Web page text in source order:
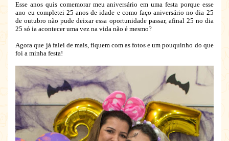
Esse anos quis comemorar meu aniversário em uma festa porque esse
ano eu completei 25 anos de idade e como faço aniversário no dia 25
de outubro não pude deixar essa oportunidade passar, afinal 25 no dia
25 só ia acontecer uma vez na vida não é mesmo?
Agora que já falei de mais, fiquem com as fotos e um pouquinho do que
foi a minha festa!